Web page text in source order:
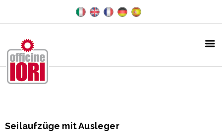
Seilaufzüge mit Ausleger